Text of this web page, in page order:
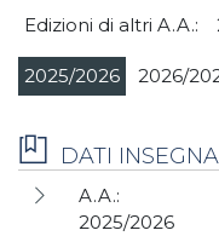
Edizioni di altri A.A.:
2025/2026 2026/
DATI
A.A.:
2025/2026